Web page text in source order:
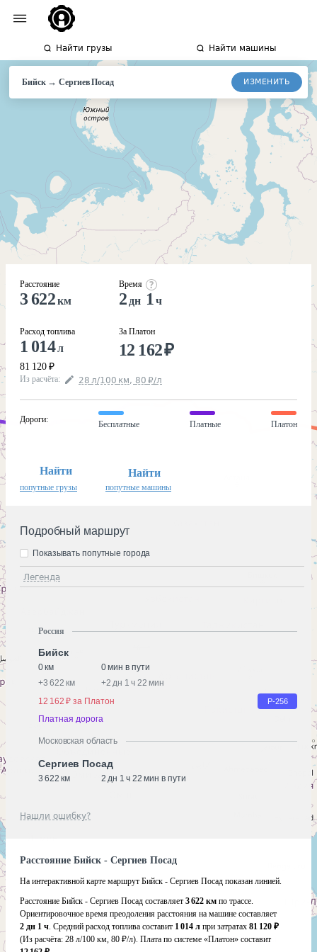
Найти грузы Найти машины
Бийск→СергиевПосад ИЗМЕНИТЬ
Расстояние
3 622км
Расход топлива
1 014л
81 120 ₽
Время
2 дн 1 ч
За Платон
12 162₽
Из расчёта: 28 л/100 км, 80 ₽/л
Дороги:
Бесплатные Платные Платон
Найти
попутные грузы
Найти
попутные машины
Подробный маршрут
Легенда
Показывать попутные города
Россия
Бийск
0 км
0 мин в пути
+3 622 км +2 дн 1 ч 22 мин
12 162 ₽ за Платон
Р-256
Платная дорога
Московская область
Сергиев Посад
3 622 км 2 дн 1 ч 22 мин в пути
Нашли ошибку?
Расстояние Бийск - Сергиев Посад
На интерактивной карте маршрут Бийск - Сергиев Посад показан линией.
Расстояние Бийск - Сергиев Посад составляет 3 622 км по трассе.
Ориентировочное время преодоления расстояния на машине составляет
2 дн 1 ч. Средний расход топлива составит 1 014 л при затратах 81 120 ₽
(Из расчёта: 28 л/100 км, 80 ₽/л). Плата по системе «Платон» составит